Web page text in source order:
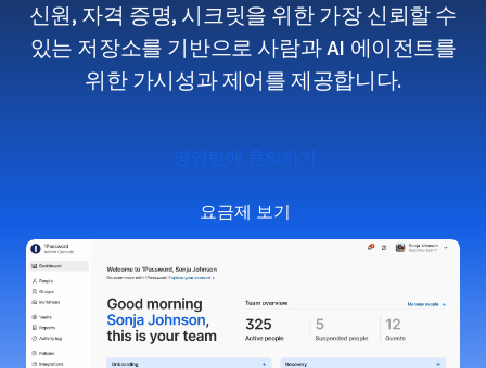
신원, 자격 증명, 시크릿을 위한 가장 신뢰할 수
있는 저장소를 기반으로 사람과 AI 에이전트를
위한 가시성과 제어를 제공합니다.
영업팀에 문의하기
요금제 보기